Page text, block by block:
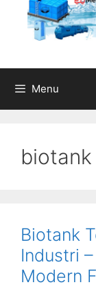
Menu
biotank
Biotank
Industri
Modern